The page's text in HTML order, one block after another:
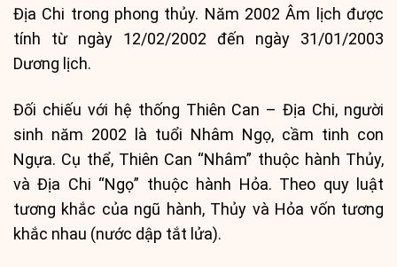
Địa Chi trong phong thủy. Năm 2002 Âm lịch được
tính từ ngày 12/02/2002 đến ngày 31/01/2003
Dương lịch.
Đối chiếu với hệ thống Thiên Can – Địa Chi, người
sinh năm 2002 là tuổi Nhâm Ngọ, cầm tinh con
Ngựa. Cụ thể, Thiên Can “Nhâm” thuộc hành Thủy,
và Địa Chi “Ngọ” thuộc hành Hỏa. Theo quy luật
tương khắc của ngũ hành, Thủy và Hỏa vốn tương
khắc nhau (nước dập tắt lửa).